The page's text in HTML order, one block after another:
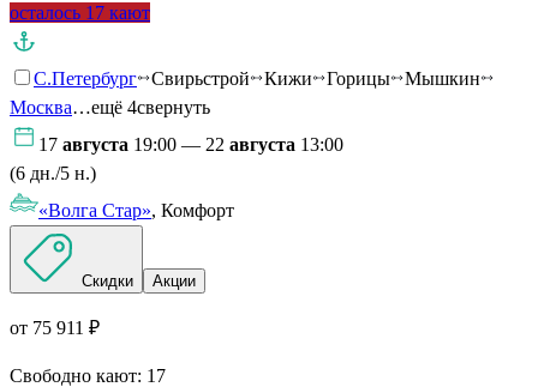
осталось 17 кают
С.Петербург Свирьстрой Кижи Горицы
Мышкин
Москва…ещё 4свернуть
17 августа 19:00 — 22 августа 13:00
(6 дн./5 н.)
«Волга Стар», Комфорт
Скидки Акции
от 75 911 ₽
Свободно кают: 17